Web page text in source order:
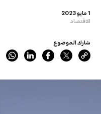
الاقتصاد
شارك الموضوع